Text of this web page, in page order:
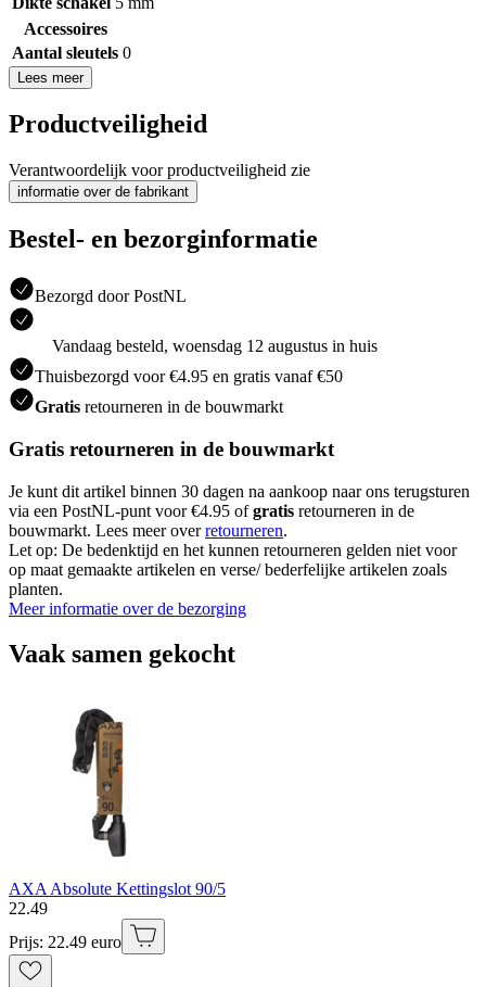
Accessoires
Aantal sleutels 0
Lees meer
Productveiligheid
Verantwoordelijk voor productveiligheid zie
informatie over de fabrikant
Bestel- en bezorginformatie
Bezorgd door PostNL
Vandaag besteld, woensdag 12 augustus in huis
Thuisbezorgd voor €4.95 en gratis vanaf €50
Gratis retourneren in de bouwmarkt
Gratis retourneren in de bouwmarkt
Je kunt dit artikel binnen 30 dagen na aankoop naar ons terugsturen
via een PostNL-punt voor €4.95 ofgratis retourneren in de
bouwmarkt. Lees meer overretourneren.
Let op: De bedenktijd en het kunnen retourneren gelden niet voor
op maat gemaakte artikelen en verse/ bederfelijke artikelen zoals
planten.
Meer informatie over de bezorging
Vaak samen gekocht
AXA Absolute Kettingslot 90/5
22.49
Prijs: 22.49 euro